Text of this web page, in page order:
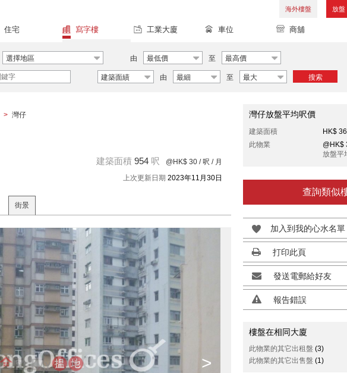
海外樓盤 放盤
住宅 寫字樓 工業大廈 車位 商舖
選擇地區 由 最低價 至 最高價
建築面績 由 最細 至 最大 搜索
> 灣仔
建築面積 954 呎 @HK$ 30 / 呎 / 月
上次更新日期 2023年11月30日
街景
>
灣仔放盤平均呎價
建築面積
HK$
此物業
@HK$
放盤平
查詢類似
加入到我的心水名單
打印此頁
發送電郵給好友
報告錯誤
樓盤在相同大廈
此物業的其它出租盤 (3)
此物業的其它出售盤 (1)